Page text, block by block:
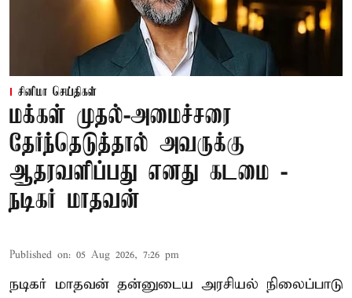
சினிமா செய்திகள்
மக்கள் முதல்-அமைச்சரை
தேர்ந்தெடுத்தால் அவருக்கு
ஆதரவளிப்பது எனது கடமை -
நடிகர் மாதவன்
Published on: 05 Aug 2026, 7:26 pm
நடிகர் மாதவன் தன்னுடைய அரசியல் நிலைப்பாடு